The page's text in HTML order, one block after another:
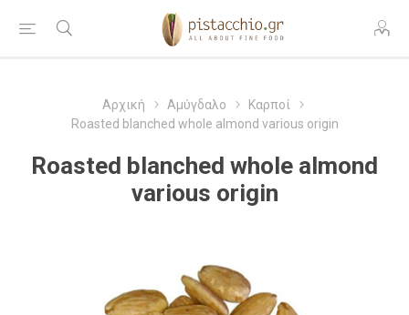
Αρχική Αμύγδαλο
Καρποί
Roasted blanched whole almond various origin
Roasted blanched whole almond
various origin